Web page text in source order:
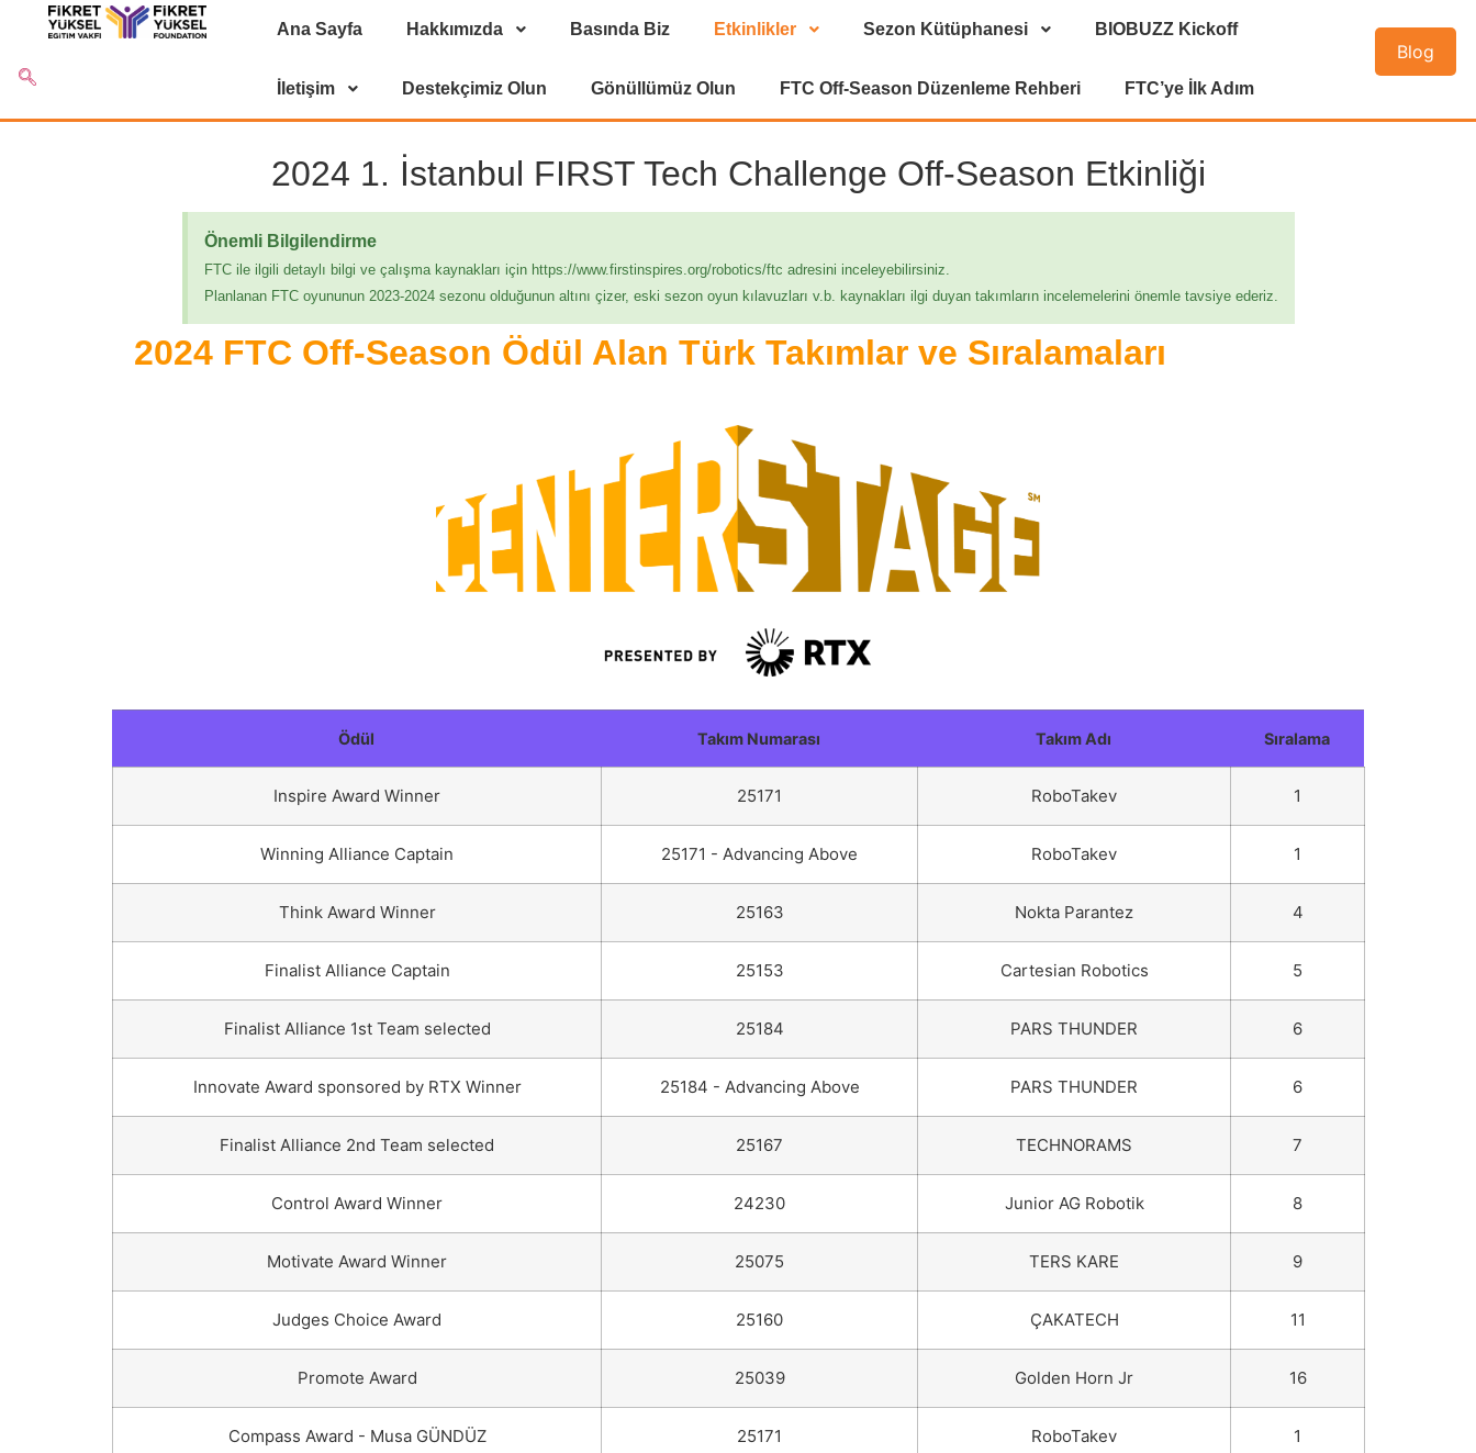
Ana Sayfa Hakkımızda Basında Biz Etkinlikler Sezon Kütüphanesi BIOBUZZ Kickoff
İletişim Destekçimiz Olun Gönüllümüz Olun FTC Off-Season Düzenleme Rehberi FTC’ye İlk Adım
Blog
2024 1. İstanbul FIRST Tech Challenge Off-Season Etkinliği
Önemli Bilgilendirme
FTC ile ilgili detaylı bilgi ve çalışma kaynakları için https://www.firstinspires.org/robotics/ftc adresini inceleyebilirsiniz.
Planlanan FTC oyununun 2023-2024 sezonu olduğunun altını çizer, eski sezon oyun kılavuzları v.b. kaynakları ilgi duyan takımların incelemelerini önemle tavsiye ederiz.
2024 FTC Off-Season Ödül Alan Türk Takımlar ve Sıralamaları
Ödül Takım Numarası Takım Adı Sıralama
Inspire Award Winner 25171 RoboTakev 1
Winning Alliance Captain 25171 - Advancing Above RoboTakev 1
Think Award Winner 25163 Nokta Parantez 4
Finalist Alliance Captain 25153 Cartesian Robotics 5
Finalist Alliance 1st Team selected 25184 PARS THUNDER 6
Innovate Award sponsored by RTX Winner 25184 - Advancing Above PARS THUNDER 6
Finalist Alliance 2nd Team selected 25167 TECHNORAMS 7
Control Award Winner 24230 Junior AG Robotik 8
Motivate Award Winner 25075 TERS KARE 9
Judges Choice Award 25160 ÇAKATECH 11
Promote Award 25039 Golden Horn Jr 16
Compass Award - Musa GÜNDÜZ 25171 RoboTakev 1